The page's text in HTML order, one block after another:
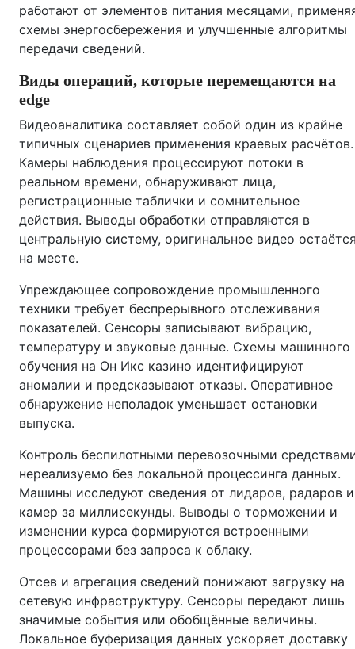
работают от элементов питания месяцами,
схемы энергосбережения и улучшенные алгоритмы
передачи сведений.
Виды операций, которые перемещаются на
edge
Видеоаналитика составляет собой один из крайне
типичных сценариев применения краевых расчётов.
Камеры наблюдения процессируют потоки в
реальном времени, обнаруживают лица,
регистрационные таблички и сомнительное
действия. Выводы обработки отправляются в
центральную систему, оригинальное видео
на месте.
Упреждающее сопровождение промышленного
техники требует беспрерывного отслеживания
показателей. Сенсоры записывают вибрацию,
температуру и звуковые данные. Схемы машинного
обучения на Он Икс казино идентифицируют
аномалии и предсказывают отказы. Оперативное
обнаружение неполадок уменьшает остановки
выпуска.
Контроль беспилотными перевозочными
нереализуемо без локальной процессинга данных.
Машины исследуют сведения от лидаров, радаров и
камер за миллисекунды. Выводы о торможении и
изменении курса формируются встроенными
процессорами без запроса к облаку.
Отсев и агрегация сведений понижают загрузку на
сетевую инфраструктуру. Сенсоры передают лишь
значимые события или обобщённые величины.
Локальное буферизация данных ускоряет доставку